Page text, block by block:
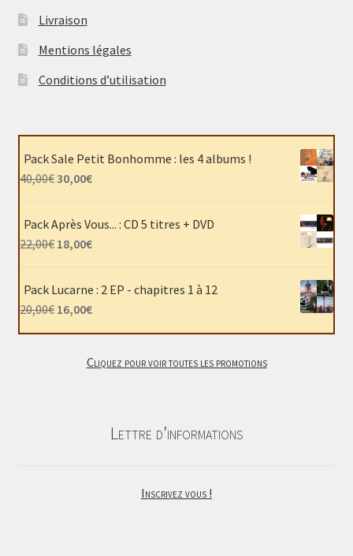
Livraison
Mentions légales
Conditions d’utilisation
Pack Sale Petit Bonhomme : les 4 albums !
40,00€Le
initial
était :
30,00€Le
est :
Pack Après Vous... : CD 5 titres + DVD
22,00€ Le
était :
18,00€Le
actuel
est :
Pack Lucarne : 2 EP - chapitres 1 à 12
20,00€ Le
était :
16,00€Le
est :
Cliquez pour voir toutes les promotions
Lettre d’informations
Inscrivez vous !